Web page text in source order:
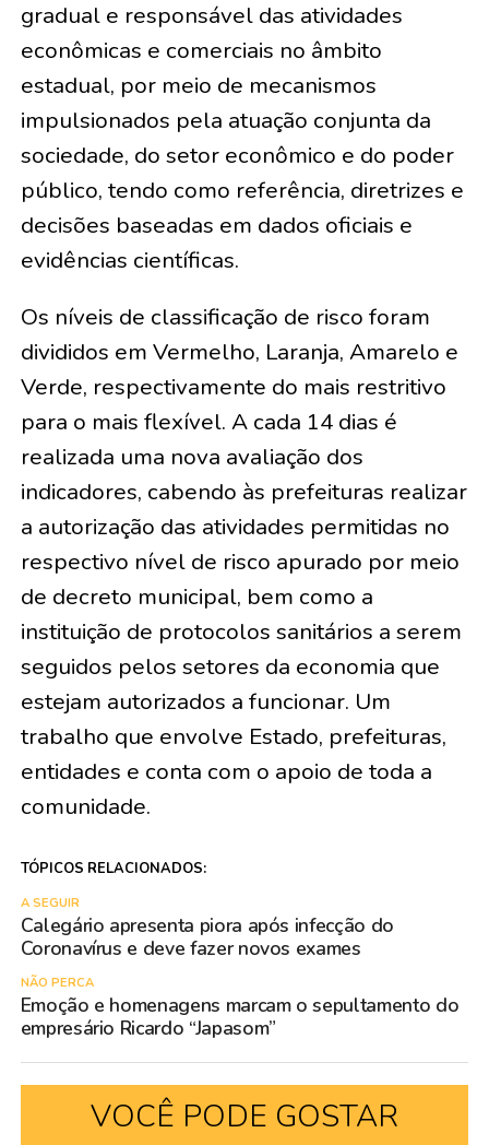
gradual e responsável das atividades
econômicas e comerciais no âmbito
estadual, por meio de mecanismos
impulsionados pela atuação conjunta da
sociedade, do setor econômico e do poder
público, tendo como referência, diretrizes e
decisões baseadas em dados oficiais e
evidências científicas.
Os níveis de classificação de risco foram
divididos em Vermelho, Laranja, Amarelo e
Verde, respectivamente do mais restritivo
para o mais flexível. A cada 14 dias é
realizada uma nova avaliação dos
indicadores, cabendo às prefeituras realizar
a autorização das atividades permitidas no
respectivo nível de risco apurado por meio
de decreto municipal, bem como a
instituição de protocolos sanitários a serem
seguidos pelos setores da economia que
estejam autorizados a funcionar. Um
trabalho que envolve Estado, prefeituras,
entidades e conta com o apoio de toda a
comunidade.
TÓPICOS RELACIONADOS:
A SEGUIR
Calegário apresenta piora após infecção do
Coronavírus e deve fazer novos exames
NÃO PERCA
Emoção e homenagens marcam o sepultamento do
empresário Ricardo “Japasom”
VOCÊ PODE GOSTAR